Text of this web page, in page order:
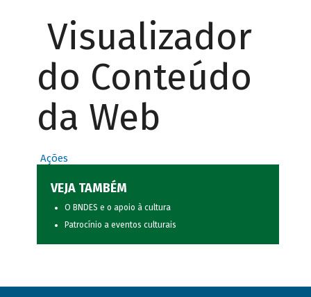
Visualizador
do Conteúdo
da Web
Ações
VEJA TAMBÉM
O BNDES e o apoio à cultura
Patrocínio a eventos culturais